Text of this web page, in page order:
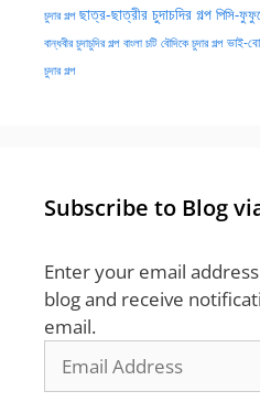
চুদার গল্প ছাত্র-ছাত্রীর চুদাচদির গল্প পিসি-
বান্ধবীর চুদাচুদির গল্প বাংলা চটি বৌদিকে চুদার গল্প ভাই-
চুদার গল্প
Subscribe to Blog
Enter your email
blog and receive
email.
Address